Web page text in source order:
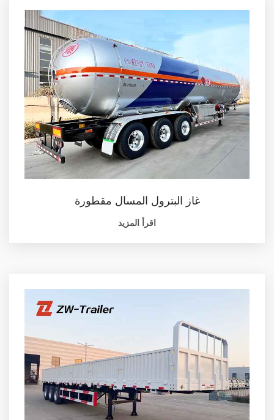
غاز البترول المسال مقطورة
اقرأ المزيد